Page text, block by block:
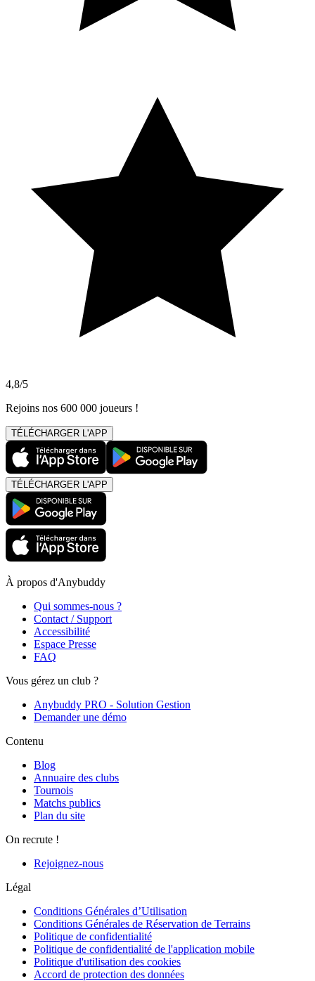
4,8/5
Rejoins nos 600 000 joueurs !
TÉLÉCHARGER L'APP
TÉLÉCHARGER L'APP
À propos d'Anybuddy
Qui sommes-nous ?
Contact / Support
Accessibilité
Espace Presse
FAQ
Vous gérez un club ?
Anybuddy PRO - Solution Gestion
Demander une démo
Contenu
Blog
Annuaire des clubs
Tournois
Matchs publics
Plan du site
On recrute !
Rejoignez-nous
Légal
Conditions Générales d’Utilisation
Conditions Générales de Réservation de Terrains
Politique de confidentialité
Politique de confidentialité de l'application mobile
Politique d'utilisation des cookies
Accord de protection des données